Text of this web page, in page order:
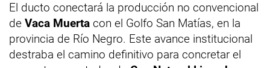
El ducto conectará la producción no convencional
de Vaca Muerta con el Golfo San Matías, en la
provincia de Río Negro. Este avance institucional
destraba el camino definitivo para concretar el